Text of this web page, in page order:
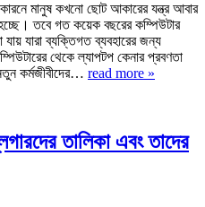
মানুষ কখনো ছোট আকারের যন্ত্র আবার
তবে গত কয়েক বছরের কম্পিউটার
যায় যারা ব্যক্তিগত ব্যবহারের জন্য
থেকে ল্যাপটপ কেনার প্রবণতা
কর্মজীবীদের… read more »
তালিকা এবং তাদের